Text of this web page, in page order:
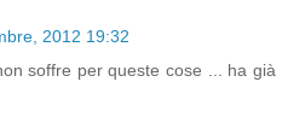
2012 19:32
soffre per queste cose ... ha già